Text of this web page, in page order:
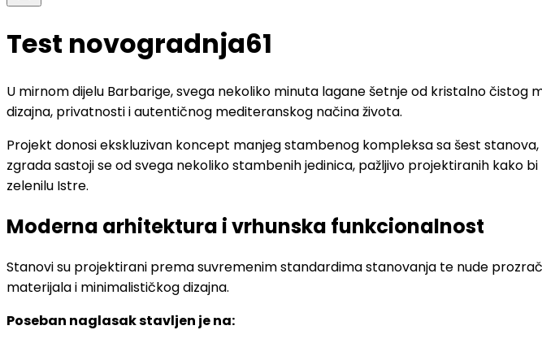
Test novogradnja61
U mirnom dijelu Barbarige, svega nekoliko minuta lagane šetnje od kristalno
dizajna, privatnosti i autentičnog mediteranskog načina života.
Projekt donosi ekskluzivan koncept manjeg stambenog kompleksa sa šest
zgrada sastoji se od svega nekoliko stambenih jedinica, pažljivo projektiranih
zelenilu Istre.
Moderna arhitektura i vrhunska funkcionalnost
Stanovi su projektirani prema suvremenim standardima stanovanja te nude
materijala i minimalističkog dizajna.
Poseban naglasak stavljen je na: